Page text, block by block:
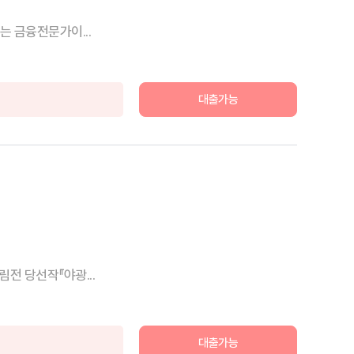
금융전문가이...
대출가능
당선작『야광...
대출가능